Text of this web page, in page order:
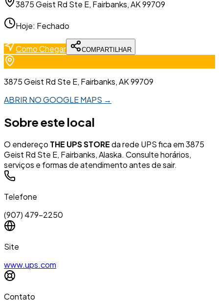
3875 Geist Rd Ste E, Fairbanks, AK 99709
Hoje: Fechado
Como Chegar COMPARTILHAR
3875 Geist Rd Ste E, Fairbanks, AK 99709
ABRIR NO GOOGLE MAPS →
Sobre este local
O endereço THE UPS STOREda rede UPS fica em 3875
Geist Rd Ste E, Fairbanks, Alaska. Consulte horários,
serviços e formas de atendimento antes de sair.
Telefone
(907) 479-2250
Site
www.ups.com
Contato